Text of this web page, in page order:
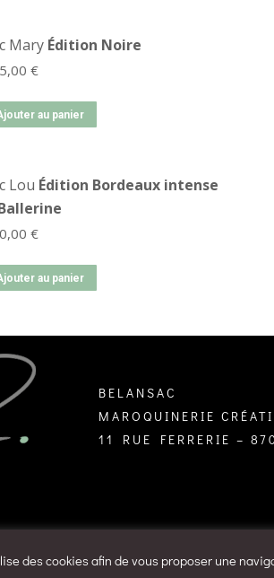
Mary Édition Noire
€
au panier
Lou Édition Bordeaux intense
€
au panier
BELANSAC
MAROQUINERIE
11 RUE FERRERIE –
ILÔ Créatif/ © Tous droits
des cookies afin de vous proposer une